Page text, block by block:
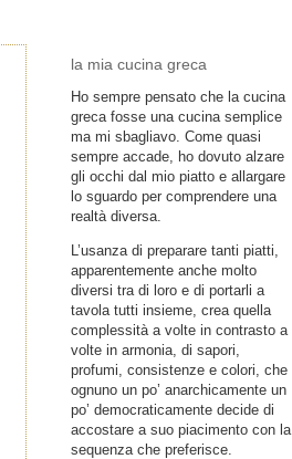
la mia cucina greca
Ho sempre pensato che la cucina
greca fosse una cucina semplice
ma mi sbagliavo. Come quasi
sempre accade, ho dovuto alzare
gli occhi dal mio piatto e allargare
lo sguardo per comprendere una
realtà diversa.
L’usanza di preparare tanti piatti,
apparentemente anche molto
diversi tra di loro e di portarli a
tavola tutti insieme, crea quella
complessità a volte in contrasto a
volte in armonia, di sapori,
profumi, consistenze e colori, che
ognuno un po’ anarchicamente un
po’ democraticamente decide di
accostare a suo piacimento con la
sequenza che preferisce.